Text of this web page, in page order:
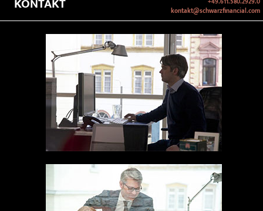
KONTAKT
kontakt@schwarzfinancial.com